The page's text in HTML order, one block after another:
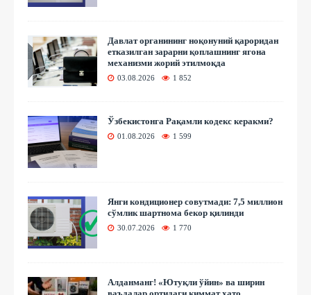
Давлат органининг ноқонуний қароридан
етказилган зарарни қоплашнинг ягона
механизми жорий этилмоқда
03.08.2026 1 852
Ўзбекистонга Рақамли кодекс керакми?
01.08.2026 1 599
Янги кондиционер совутмади: 7,5 миллион
сўмлик шартнома бекор қилинди
30.07.2026 1 770
Алданманг! «Ютуқли ўйин» ва ширин